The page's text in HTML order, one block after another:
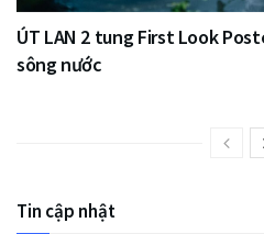
ÚT LAN 2 tung First Look
sông nước
Tin cập nhật